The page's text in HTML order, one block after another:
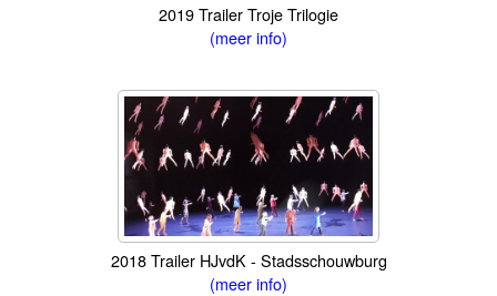
2019 Trailer Troje Trilogie
(meer info)
2018 Trailer HJvdK - Stadsschouwburg
(meer info)